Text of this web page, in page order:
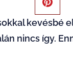
kevésbé
nincs így.